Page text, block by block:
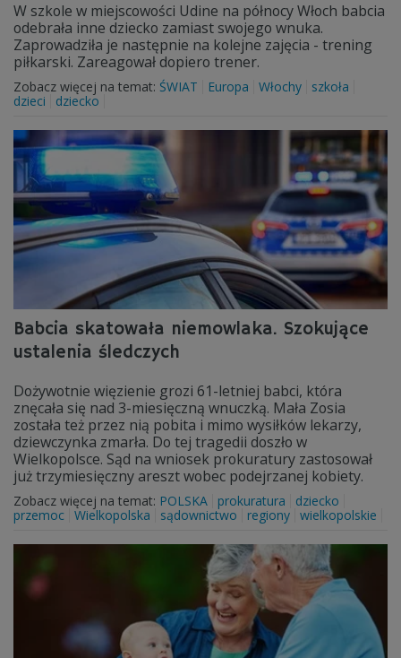
W szkole w miejscowości Udine na północy Włoch babcia
odebrała inne dziecko zamiast swojego wnuka.
Zaprowadziła je następnie na kolejne zajęcia - trening
piłkarski. Zareagował dopiero trener.
Zobacz więcej na temat: ŚWIAT Europa Włochy
szkoła
dzieci
dziecko
Babcia skatowała niemowlaka. Szokujące
ustalenia śledczych
Dożywotnie więzienie grozi 61-letniej babci, która
znęcała się nad 3-miesięczną wnuczką. Mała Zosia
została też przez nią pobita i mimo wysiłków lekarzy,
dziewczynka zmarła. Do tej tragedii doszło w
Wielkopolsce. Sąd na wniosek prokuratury zastosował
już trzymiesięczny areszt wobec podejrzanej kobiety.
Zobacz więcej na temat: POLSKA prokuratura
dziecko
przemoc Wielkopolska sądownictwo regiony wielkopolskie